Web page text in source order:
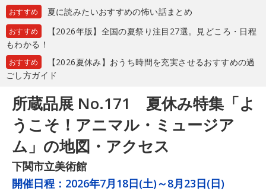
おすすめ 夏に読みたいおすすめの怖い話まとめ
おすすめ
【2026年版】全国の夏祭り注目27選。見どころ・日程
もわかる！
おすすめ
【2026夏休み】おうち時間を充実させるおすすめの過
ごし方ガイド
所蔵品展 No.171 夏休み特集「よ
うこそ！アニマル・ミュージア
ム」の地図・アクセス
下関市立美術館
開催日程： 2026年7月18日(土)～8月23日(日)